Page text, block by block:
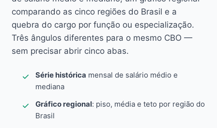
comparando as cinco regiões do Brasil e a
quebra do cargo por função ou especialização.
Três ângulos diferentes para o mesmo CBO —
sem precisar abrir cinco abas.
Série histórica mensal de salário médio e
mediana
Gráfico regional: piso, média e teto por região do
Brasil